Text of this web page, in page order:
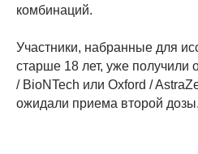
комбинаций.
Участники, набранные для
старше 18 лет, уже получили
/ BioNTech или Oxford /
ожидали приема второй дозы.